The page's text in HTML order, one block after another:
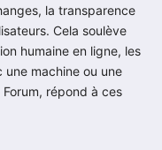
la transparence
Cela soulève
humaine en ligne, les
machine ou une
répond à ces